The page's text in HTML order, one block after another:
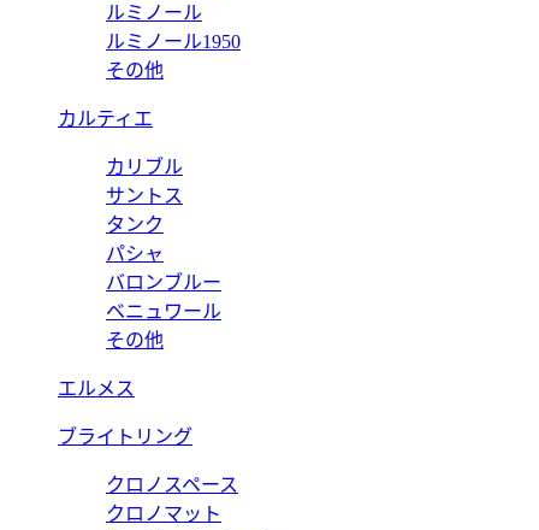
ルミノール
ルミノール1950
その他
カルティエ
カリブル
サントス
タンク
パシャ
バロンブルー
ベニュワール
その他
エルメス
ブライトリング
クロノスペース
クロノマット